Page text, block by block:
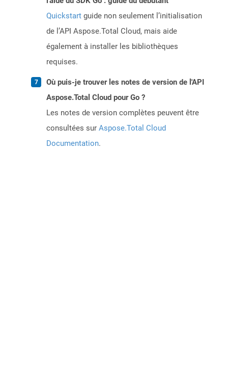
Quickstart guide non seulement l’initialisation
de l’API Aspose.Total Cloud, mais aide
également à installer les bibliothèques
requises.
Où puis-je trouver les notes de version de l'API
Aspose.Total Cloud pour Go ?
Les notes de version complètes peuvent être
consultées sur Aspose.Total Cloud
Documentation.